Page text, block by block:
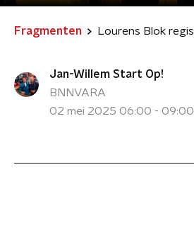
Fragmenten
Jan-Willem Start Op!
BNNVARA
02 mei 2025 06:00 - 09:00